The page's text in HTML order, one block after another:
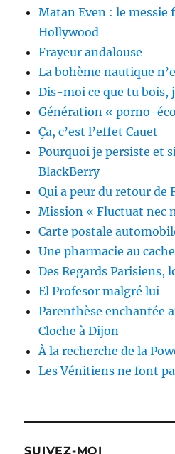
Matan Even : le messie
Hollywood
Frayeur andalouse
La bohème nautique
Dis-moi ce que tu bois,
Génération « porno-
Ça, c’est l’effet Cauet
Pourquoi je persiste et
BlackBerry
Qui a peur du retour de
Mission « Fluctuat nec
Carte postale
Une pharmacie au
Des Regards Parisiens,
El Profesor malgré lui
Parenthèse enchantée
Cloche à Dijon
À la recherche de la
Les Vénitiens ne font
SUIVEZ-MOI